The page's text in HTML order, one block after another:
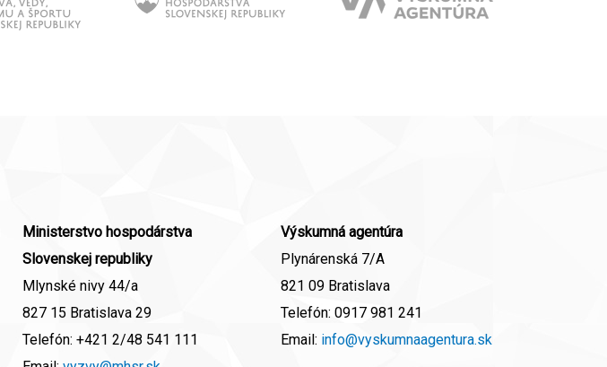
Ministerstvo hospodárstva
Slovenskej republiky
Mlynské nivy 44/a
827 15 Bratislava 29
Telefón: +421 2/48 541 111
Výskumná agentúra
Plynárenská 7/A
821 09 Bratislava
Telefón: 0917 981 241
Email: info@vyskumnaagentura.sk